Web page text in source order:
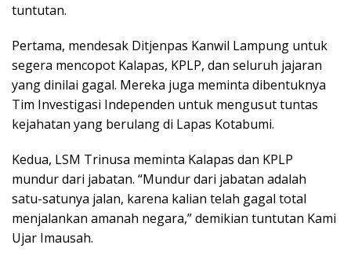
tuntutan.
Pertama, mendesak Ditjenpas Kanwil Lampung untuk
segera mencopot Kalapas, KPLP, dan seluruh jajaran
yang dinilai gagal. Mereka juga meminta dibentuknya
Tim Investigasi Independen untuk mengusut tuntas
kejahatan yang berulang di Lapas Kotabumi.
Kedua, LSM Trinusa meminta Kalapas dan KPLP
mundur dari jabatan. “Mundur dari jabatan adalah
satu-satunya jalan, karena kalian telah gagal total
menjalankan amanah negara,” demikian tuntutan Kami
Ujar Imausah.